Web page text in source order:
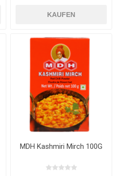
KAUFEN
MDH Kashmiri Mirch 100G